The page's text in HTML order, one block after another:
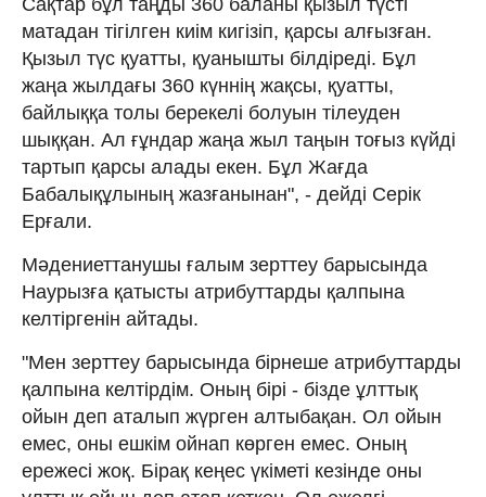
матадан тігілген киім кигізіп, қарсы алғызған.
Қызыл түс қуатты, қуанышты білдіреді. Бұл
жаңа жылдағы 360 күннің жақсы, қуатты,
байлыққа толы берекелі болуын тілеуден
шыққан. Ал ғұндар жаңа жыл таңын тоғыз күйді
тартып қарсы алады екен. Бұл Жағда
Бабалықұлының жазғанынан", - дейді Серік
Ерғали.
Мәдениеттанушы ғалым зерттеу барысында
Наурызға қатысты атрибуттарды қалпына
келтіргенін айтады.
"Мен зерттеу барысында бірнеше атрибуттарды
қалпына келтірдім. Оның бірі - бізде ұлттық
ойын деп аталып жүрген алтыбақан. Ол ойын
емес, оны ешкім ойнап көрген емес. Оның
ережесі жоқ. Бірақ кеңес үкіметі кезінде оны